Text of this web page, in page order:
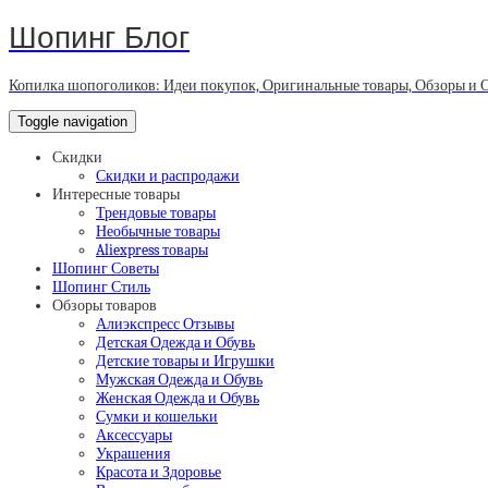
Шопинг Блог
Копилка шопоголиков: Идеи покупок, Оригинальные товары, Обзоры и
Toggle navigation
Скидки
Скидки и распродажи
Интересные товары
Трендовые товары
Необычные товары
Aliexpress товары
Шопинг Советы
Шопинг Стиль
Обзоры товаров
Алиэкспресс Отзывы
Детская Одежда и Обувь
Детские товары и Игрушки
Мужская Одежда и Обувь
Женская Одежда и Обувь
Сумки и кошельки
Аксессуары
Украшения
Красота и Здоровье